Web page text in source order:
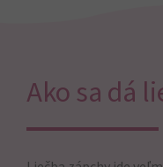
Ako sa dá